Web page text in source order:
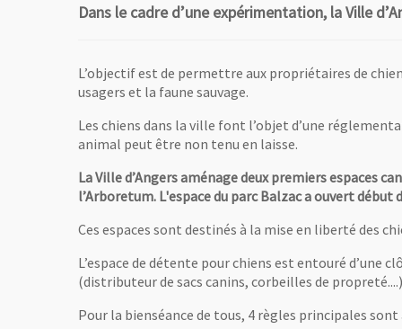
Dans le cadre d’une expérimentation, la Ville
L’objectif est de permettre aux propriétaires de
usagers et la faune sauvage.
Les chiens dans la ville font l’objet d’une
animal peut être non tenu en laisse.
La Ville d’Angers aménage deux premiers espaces
l’Arboretum. L'espace du parc Balzac a ouvert début
Ces espaces sont destinés à la mise en liberté des
L’espace de détente pour chiens est entouré
(distributeur de sacs canins, corbeilles de
Pour la bienséance de tous, 4 règles principales